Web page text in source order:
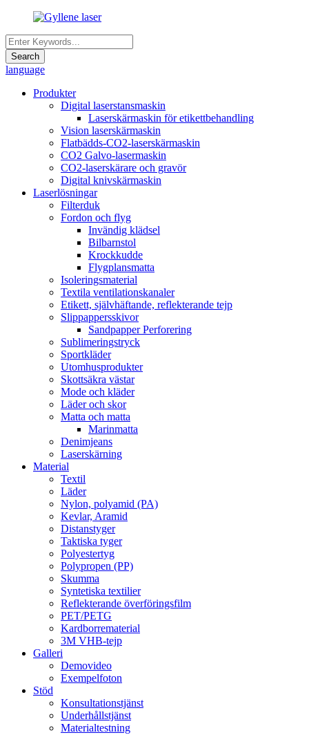
language
Produkter
Digital laserstansmaskin
Laserskärmaskin för etikettbehandling
Vision laserskärmaskin
Flatbädds-CO2-laserskärmaskin
CO2 Galvo-lasermaskin
CO2-laserskärare och gravör
Digital knivskärmaskin
Laserlösningar
Filterduk
Fordon och flyg
Invändig klädsel
Bilbarnstol
Krockkudde
Flygplansmatta
Isoleringsmaterial
Textila ventilationskanaler
Etikett, självhäftande, reflekterande tejp
Slippappersskivor
Sandpapper Perforering
Sublimeringstryck
Sportkläder
Utomhusprodukter
Skottsäkra västar
Mode och kläder
Läder och skor
Matta och matta
Marinmatta
Denimjeans
Laserskärning
Material
Textil
Läder
Nylon, polyamid (PA)
Kevlar, Aramid
Distanstyger
Taktiska tyger
Polyestertyg
Polypropen (PP)
Skumma
Syntetiska textilier
Reflekterande överföringsfilm
PET/PETG
Kardborrematerial
3M VHB-tejp
Galleri
Demovideo
Exempelfoton
Stöd
Konsultationstjänst
Underhållstjänst
Materialtestning